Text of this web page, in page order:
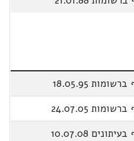
18.05.95
24.07.05
10.07.08